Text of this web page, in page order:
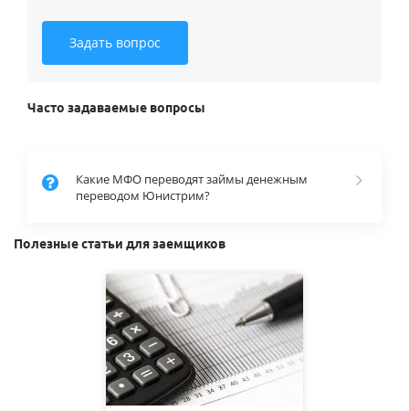
Задать вопрос
Часто задаваемые вопросы
Какие МФО переводят займы денежным
переводом Юнистрим?
Полезные статьи для заемщиков